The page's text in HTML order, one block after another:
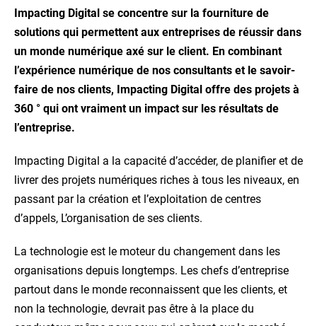
Impacting Digital se concentre sur la fourniture de
solutions qui permettent aux entreprises de réussir dans
un monde numérique axé sur le client. En combinant
l’expérience numérique de nos consultants et le savoir-
faire de nos clients, Impacting Digital offre des projets à
360 ° qui ont vraiment un impact sur les résultats de
l’entreprise.
Impacting Digital a la capacité d’accéder, de planifier et de
livrer des projets numériques riches à tous les niveaux, en
passant par la création et l’exploitation de centres
d’appels, L’organisation de ses clients.
La technologie est le moteur du changement dans les
organisations depuis longtemps. Les chefs d’entreprise
partout dans le monde reconnaissent que les clients, et
non la technologie, devrait pas être à la place du